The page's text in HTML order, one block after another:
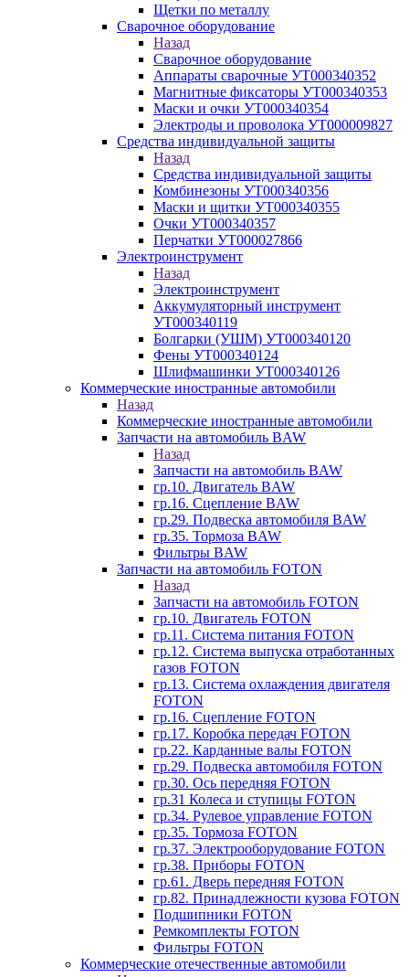
Щетки по металлу
Сварочное оборудование
Назад
Сварочное оборудование
Аппараты сварочные УТ000340352
Магнитные фиксаторы УТ000340353
Маски и очки УТ000340354
Электроды и проволока УТ000009827
Средства индивидуальной защиты
Назад
Средства индивидуальной защиты
Комбинезоны УТ000340356
Маски и щитки УТ000340355
Очки УТ000340357
Перчатки УТ000027866
Электроинструмент
Назад
Электроинструмент
Аккумуляторный инструмент
УТ000340119
Болгарки (УШМ) УТ000340120
Фены УТ000340124
Шлифмашинки УТ000340126
Коммерческие иностранные автомобили
Назад
Коммерческие иностранные автомобили
Запчасти на автомобиль BAW
Назад
Запчасти на автомобиль BAW
гр.10. Двигатель BAW
гр.16. Сцепление BAW
гр.29. Подвеска автомобиля BAW
гр.35. Тормоза BAW
Фильтры BAW
Запчасти на автомобиль FOTON
Назад
Запчасти на автомобиль FOTON
гр.10. Двигатель FOTON
гр.11. Система питания FOTON
гр.12. Система выпуска отработанных
газов FOTON
гр.13. Система охлаждения двигателя
FOTON
гр.16. Сцепление FOTON
гр.17. Коробка передач FOTON
гр.22. Карданные валы FOTON
гр.29. Подвеска автомобиля FOTON
гр.30. Ось передняя FOTON
гр.31 Колеса и ступицы FOTON
гр.34. Рулевое управление FOTON
гр.35. Тормоза FOTON
гр.37. Электрооборудование FOTON
гр.38. Приборы FOTON
гр.61. Дверь передняя FOTON
гр.82. Принадлежности кузова FOTON
Подшипники FOTON
Ремкомплекты FOTON
Фильтры FOTON
Коммерческие отечественные автомобили